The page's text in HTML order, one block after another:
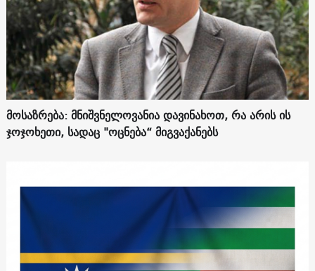
მოსაზრება: მნიშვნელოვანია დავინახოთ, რა არის ის
ჯოჯოხეთი, სადაც "ოცნება“ მიგვაქანებს